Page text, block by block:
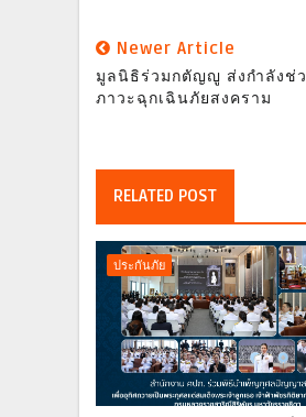
Newer Article
มูลนิธิร่วมกตัญญู ส่งกำลังช่
ภาวะฉุกเฉินภัยสงคราม
RELATED POST
ประกันภัย